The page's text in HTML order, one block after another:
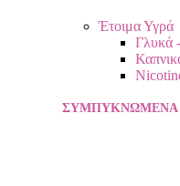
Έτοιμα Υγρά
Γλυκά
ΣΥΜΠΥΚΝΩΜΈΝΑ